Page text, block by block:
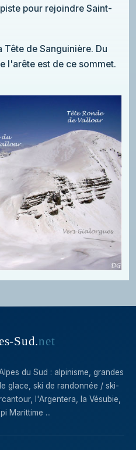
pour rejoindre Saint-
Tête de Sanguinière. Du
l'arête est de ce sommet.
Sud.net
du Sud : alpinisme, grandes
glace, ski de randonnée / ski-
l'Argentera, la Vésubie,
Marittime ...